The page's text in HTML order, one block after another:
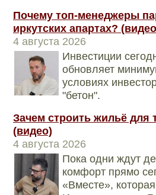
Почему топ-менеджеры
иркутских апартах?
4 августа 2026
Инвестиции
обновляет
условиях
"бетон".
Зачем строить жильё для
(видео)
4 августа 2026
Пока одни ждут
комфорт прямо
«Вместе»,